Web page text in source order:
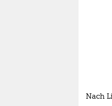
Nach